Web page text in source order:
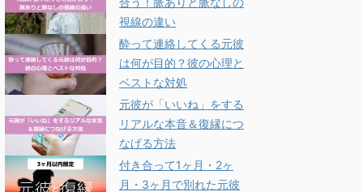
視線の違い
酔って連絡してくる元彼
は何が目的？彼の心理と
ベストな対処
元彼が「いいね」をする
リアルな本音＆復縁につ
なげる方法
付き合って1ヶ月・2ヶ
月・3ヶ月で別れた元彼